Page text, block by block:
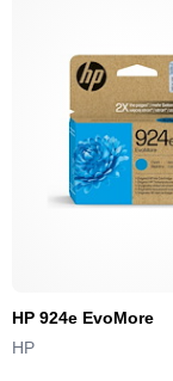
HP 924e EvoMore
HP